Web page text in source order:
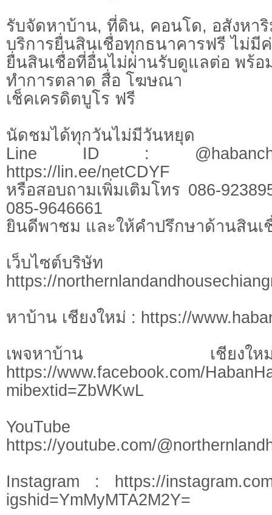
รับจัดหาบ้าน, ที่ดิน, คอนโด, อสังหา
บริการยื่นสินเชื่อทุกธนาคารฟรี ไม่มี
ยื่นสินเชื่อที่อื่นไม่ผ่านรับดูแลต่อ พร้อ
ทำการตลาด สื่อ โฆษณา
เช็คเครดิตบูโร ฟรี
นัดชมได้ทุกวันไม่มีวันหยุด
Line ID :
https://lin.ee/netCDYF
หรือสอบถามเพิ่มเติมโทร 086-
085-9646661
ยินดีพาชม และให้คำปรึกษาด้านสินเ
เว็บไซต์บ
https://
หาบ้าน เชียงใหม่ : https://
เพจหาบ้าน เชี
https://www.facebook.com/
mibextid=ZbWKwL
https://youtube.com/
Instagram : https://
igshid=YmMyMTA2M2Y=